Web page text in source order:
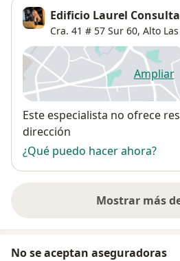
Edificio Laurel
Cra. 41 # 57 Sur 60, Alto
Ampliar
se
Disponibilidad
Este especialista no ofrece
dirección
¿Qué puedo hacer ahora?
Mostrar más
No se aceptan aseguradoras